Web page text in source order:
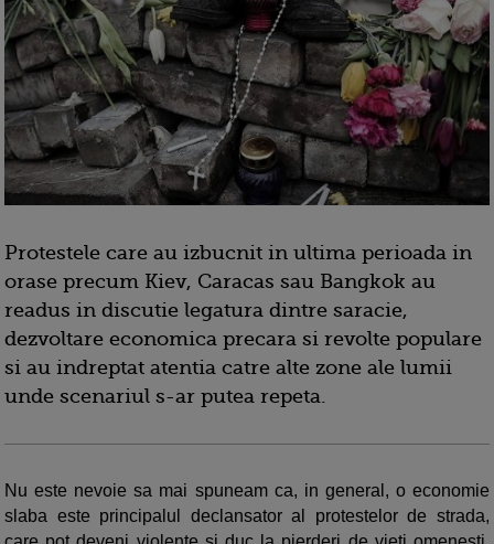
Protestele care au izbucnit in ultima perioada in
orase precum Kiev, Caracas sau Bangkok au
readus in discutie legatura dintre saracie,
dezvoltare economica precara si revolte populare
si au indreptat atentia catre alte zone ale lumii
unde scenariul s-ar putea repeta.
Nu este nevoie sa mai spuneam ca, in general, o economie
slaba este principalul declansator al protestelor de strada,